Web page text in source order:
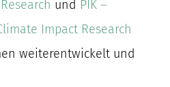
und PIK –
Impact Research
weiterentwickelt und